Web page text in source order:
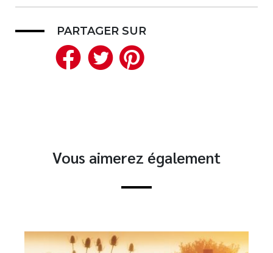
PARTAGER SUR
Facebook
Twitter
Vous aimerez également